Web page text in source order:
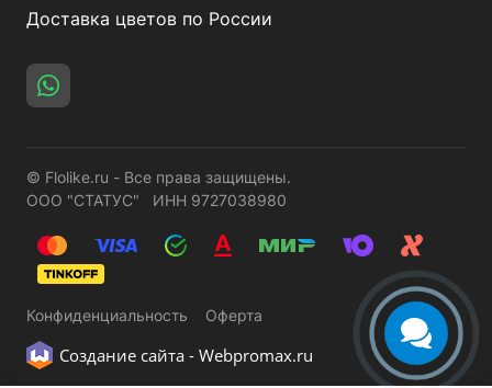
Доставка цветов по России
© Flolike.ru - Все права защищены.
ООО "СТАТУС" ИНН 9727038980
Конфиденциальность Оферта
Создание сайта - Webpromax.ru